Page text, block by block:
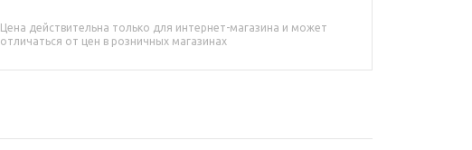
Цена действительна только для интернет-магазина и может
отличаться от цен в розничных магазинах